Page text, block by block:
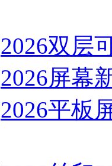
2026双层
2026屏幕
2026平板